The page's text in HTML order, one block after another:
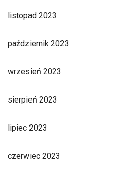
listopad 2023
październik 2023
wrzesień 2023
sierpień 2023
lipiec 2023
czerwiec 2023